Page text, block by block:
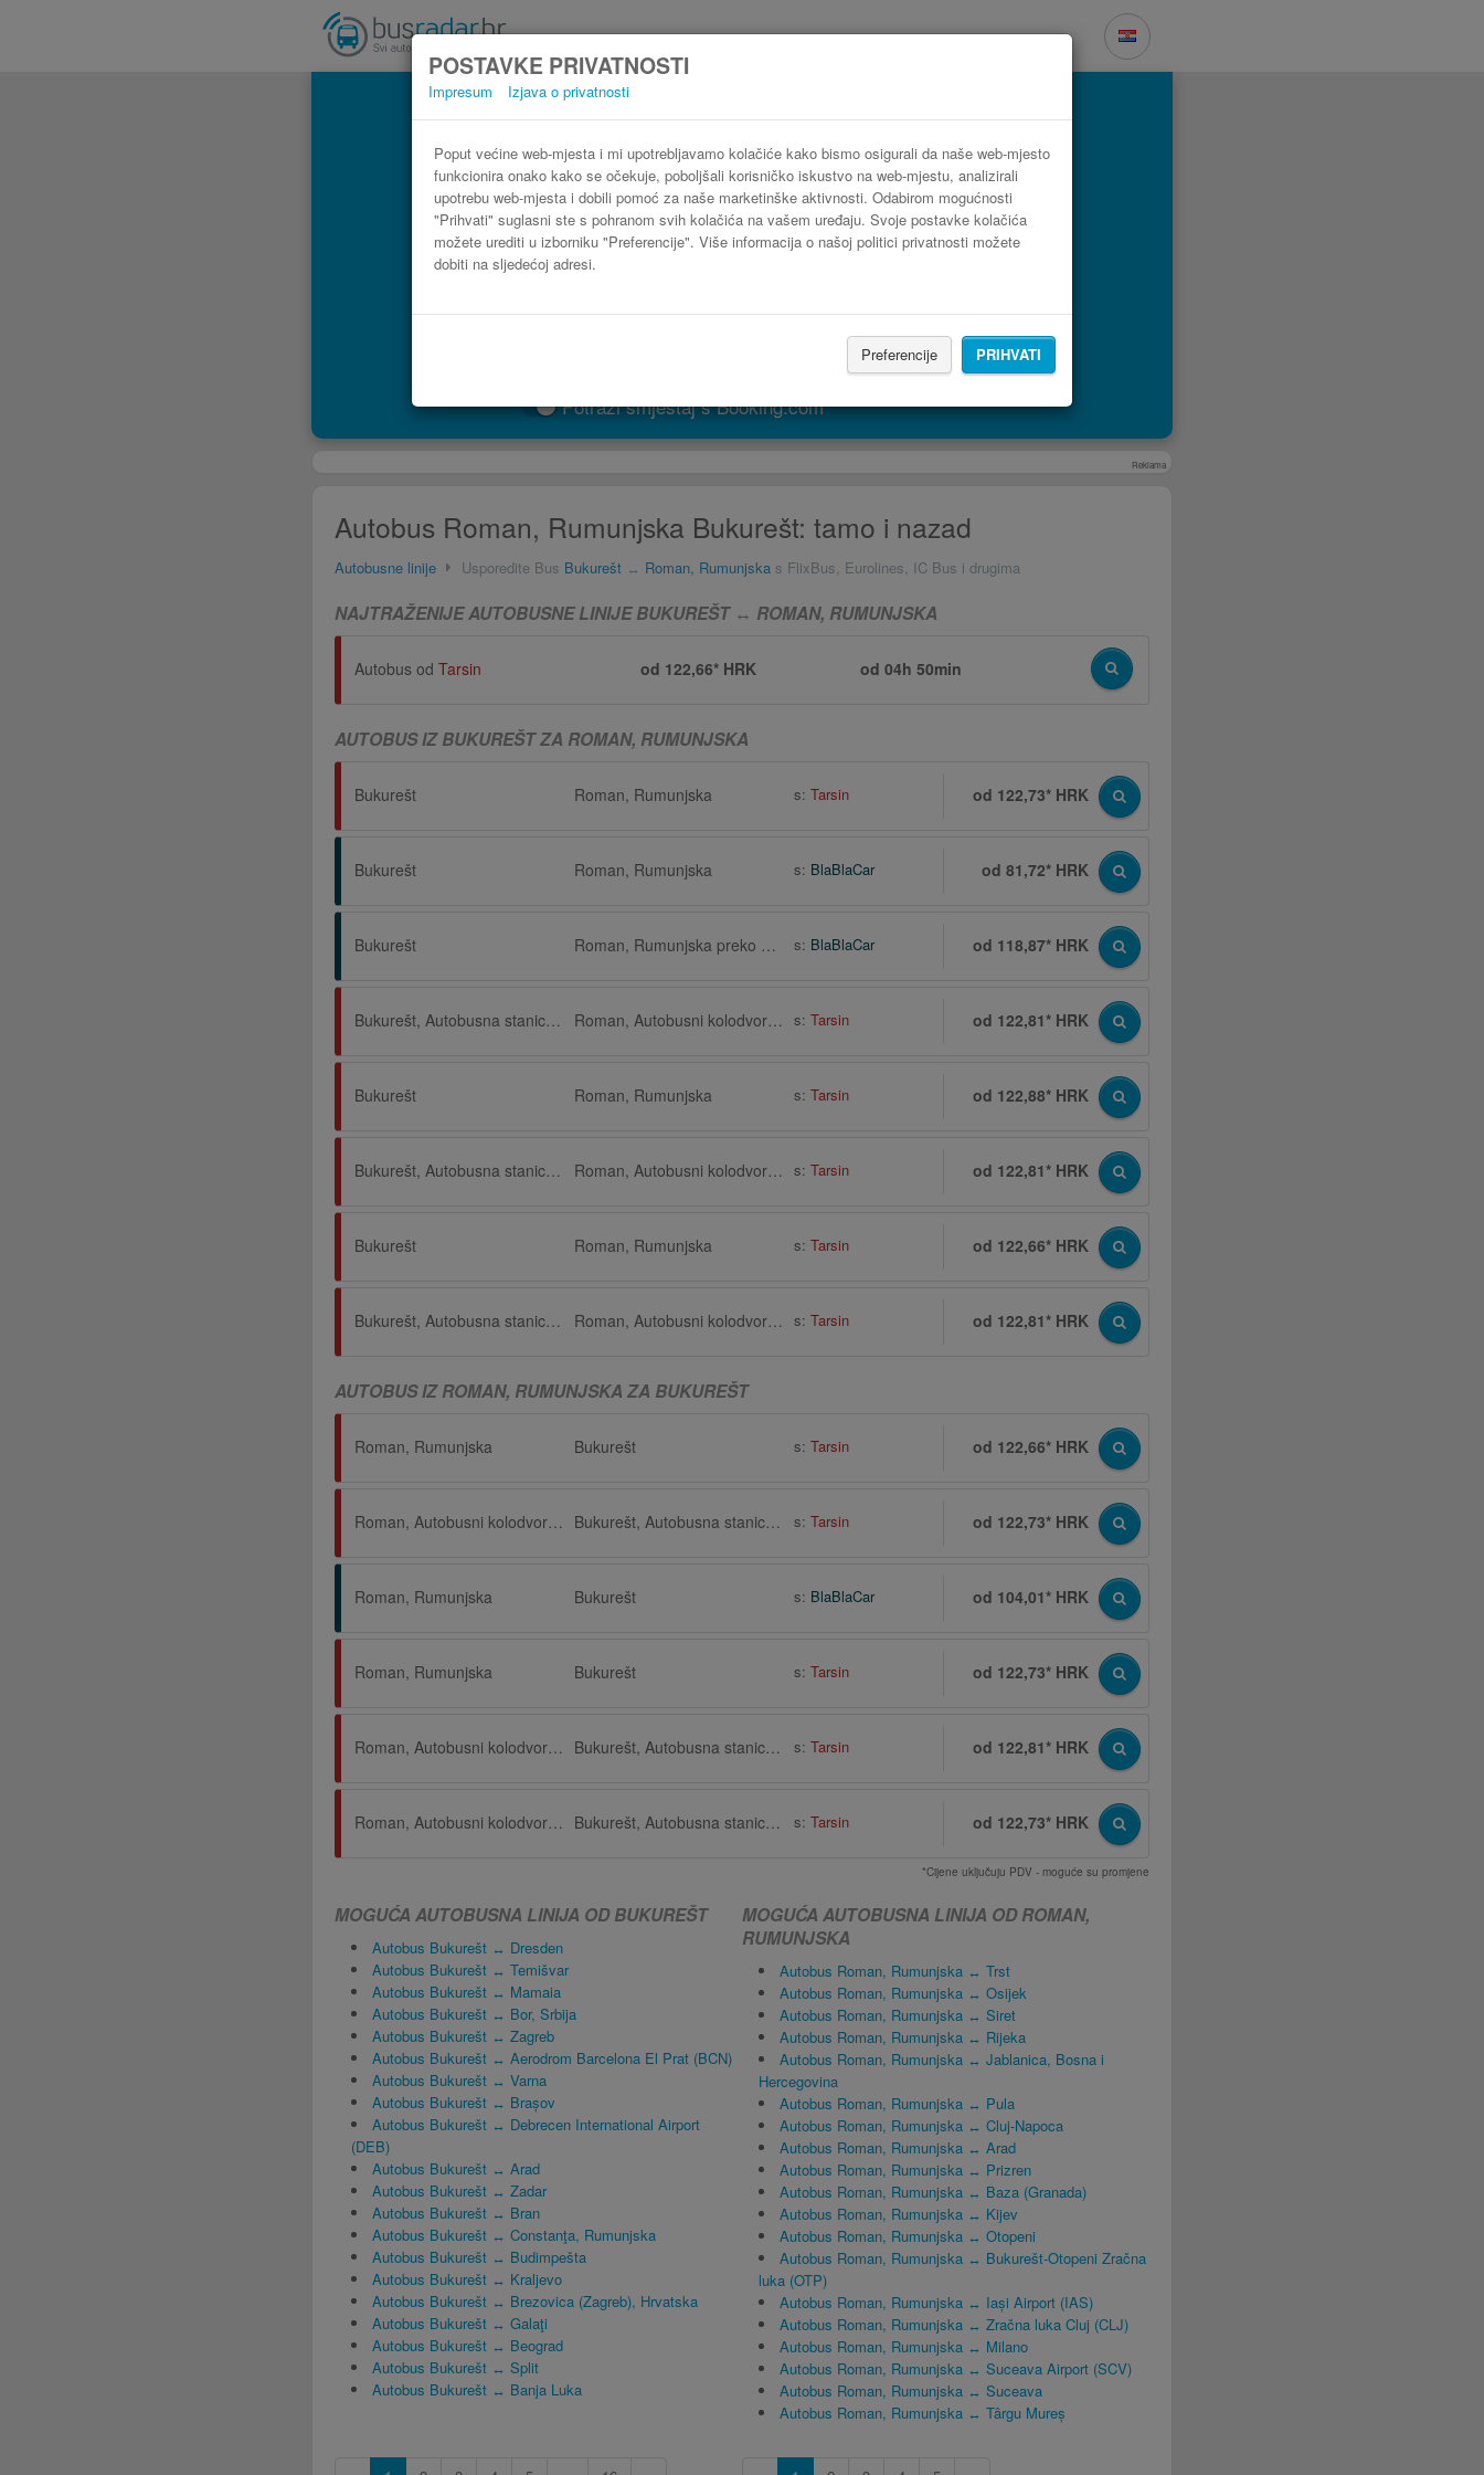
POSTAVKE PRIVATNOSTI
Impresum Izjava o privatnosti
Poput većine web-mjesta i mi upotrebljavamo kolačiće kako bismo osigurali da naše web-mjesto
funkcionira onako kako se očekuje, poboljšali korisničko iskustvo na web-mjestu, analizirali
upotrebu web-mjesta i dobili pomoć za naše marketinške aktivnosti. Odabirom mogućnosti
"Prihvati" suglasni ste s pohranom svih kolačića na vašem uređaju. Svoje postavke kolačića
možete urediti u izborniku "Preferencije". Više informacija o našoj politici privatnosti možete
dobiti na sljedećoj adresi.
Preferencije PRIHVATI
Autobus Bukurešt Roman, Rumunjska
Potraži smještaj s Booking.com
Reklama
Autobus Roman, Rumunjska Bukurešt: tamo i nazad
Autobusne linije Usporedite Bus Bukurešt ↔ Roman, Rumunjska s FlixBus, Eurolines, IC Bus i drugima
NAJTRAŽENIJE AUTOBUSNE LINIJE BUKUREŠT ↔ ROMAN, RUMUNJSKA
Autobus od Tarsin od 122,66* HRK od04h 50min
AUTOBUS IZ BUKUREŠT ZA ROMAN, RUMUNJSKA
Bukurešt Roman, Rumunjska s: Tarsin od 122,73* HRK
Bukurešt Roman, Rumunjska s: BlaBlaCar od 81,72* HRK
Bukurešt Roman, Rumunjska preko Bacău s: BlaBlaCar od 118,87* HRK
Bukurešt, Autobusna stanica, Terminal Memento bus Roman, Autobusni kolodvor kod željezničkog kolodvora s: Tarsin od 122,81* HRK
Bukurešt Roman, Rumunjska s: Tarsin od 122,88* HRK
Bukurešt, Autobusna stanica, Terminal Memento bus Roman, Autobusni kolodvor kod željezničkog kolodvora s: Tarsin od 122,81* HRK
Bukurešt Roman, Rumunjska s: Tarsin od 122,66* HRK
Bukurešt, Autobusna stanica, Terminal Memento bus Roman, Autobusni kolodvor kod željezničkog kolodvora s: Tarsin od 122,81* HRK
AUTOBUS IZ ROMAN, RUMUNJSKA ZA BUKUREŠT
Roman, Rumunjska Bukurešt s: Tarsin od 122,66* HRK
Roman, Autobusni kolodvor kod željezničkog kolodvora Bukurešt, Autobusna stanica, Terminal Memento bus s: Tarsin od 122,73* HRK
Roman, Rumunjska Bukurešt s: BlaBlaCar od 104,01* HRK
Roman, Rumunjska Bukurešt s: Tarsin od 122,73* HRK
Roman, Autobusni kolodvor kod željezničkog kolodvora Bukurešt, Autobusna stanica, Terminal Memento bus s: Tarsin od 122,81* HRK
Roman, Autobusni kolodvor kod željezničkog kolodvora Bukurešt, Autobusna stanica, Terminal Memento bus s: Tarsin od 122,73* HRK
*Cijene uključuju PDV - moguće su promjene
MOGUĆA AUTOBUSNA LINIJA OD BUKUREŠT
Autobus Bukurešt ↔ Dresden
Autobus Bukurešt ↔ Temišvar
Autobus Bukurešt ↔ Mamaia
Autobus Bukurešt ↔ Bor, Srbija
Autobus Bukurešt ↔ Zagreb
Autobus Bukurešt ↔ Aerodrom Barcelona El Prat (BCN)
Autobus Bukurešt ↔ Varna
Autobus Bukurešt ↔ Brașov
Autobus Bukurešt ↔ Debrecen International Airport
(DEB)
Autobus Bukurešt ↔ Arad
Autobus Bukurešt ↔ Zadar
Autobus Bukurešt ↔ Bran
Autobus Bukurešt ↔ Constanţa, Rumunjska
Autobus Bukurešt ↔ Budimpešta
Autobus Bukurešt ↔ Kraljevo
Autobus Bukurešt ↔ Brezovica (Zagreb), Hrvatska
Autobus Bukurešt ↔ Galaţi
Autobus Bukurešt ↔ Beograd
Autobus Bukurešt ↔ Split
Autobus Bukurešt ↔ Banja Luka
MOGUĆA AUTOBUSNA LINIJA OD ROMAN,
RUMUNJSKA
Autobus Roman, Rumunjska ↔ Trst
Autobus Roman, Rumunjska ↔ Osijek
Autobus Roman, Rumunjska ↔ Siret
Autobus Roman, Rumunjska ↔ Rijeka
Autobus Roman, Rumunjska ↔ Jablanica, Bosna i
Hercegovina
Autobus Roman, Rumunjska ↔ Pula
Autobus Roman, Rumunjska ↔ Cluj-Napoca
Autobus Roman, Rumunjska ↔ Arad
Autobus Roman, Rumunjska ↔ Prizren
Autobus Roman, Rumunjska ↔ Baza (Granada)
Autobus Roman, Rumunjska ↔ Kijev
Autobus Roman, Rumunjska ↔ Otopeni
Autobus Roman, Rumunjska ↔ Bukurešt-Otopeni Zračna
luka (OTP)
Autobus Roman, Rumunjska ↔ Iași Airport (IAS)
Autobus Roman, Rumunjska ↔ Zračna luka Cluj (CLJ)
Autobus Roman, Rumunjska ↔ Milano
Autobus Roman, Rumunjska ↔ Suceava Airport (SCV)
Autobus Roman, Rumunjska ↔ Suceava
Autobus Roman, Rumunjska ↔ Târgu Mureș